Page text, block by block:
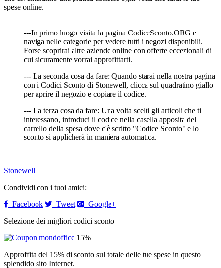
spese online.
---In primo luogo visita la pagina CodiceSconto.ORG e
naviga nelle categorie per vedere tutti i negozi disponibili.
Forse scoprirai altre aziende online con offerte eccezionali di
cui sicuramente vorrai approfittarti.
--- La seconda cosa da fare: Quando starai nella nostra pagina
con i Codici Sconto di Stonewell, clicca sul quadratino giallo
per aprire il negozio e copiare il codice.
--- La terza cosa da fare: Una volta scelti gli articoli che ti
interessano, introduci il codice nella casella apposita del
carrello della spesa dove c'è scritto "Codice Sconto" e lo
sconto si applicherà in maniera automatica.
Stonewell
Condividi con i tuoi amici:
Facebook
Tweet
Google+
Selezione dei migliori codici sconto
15%
Approffita del 15% di sconto sul totale delle tue spese in questo
splendido sito Internet.